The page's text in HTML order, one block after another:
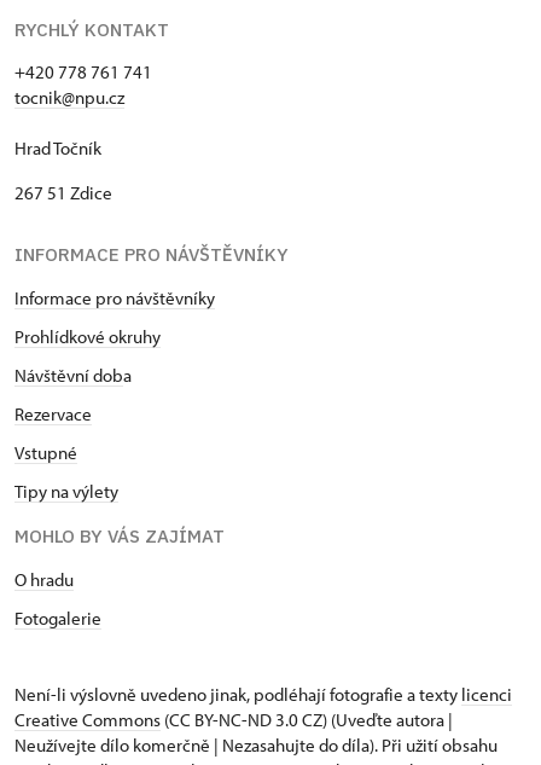
RYCHLÝ KONTAKT
+420 778 761 741
tocnik@npu.cz
Hrad Točník
267 51 Zdice
INFORMACE PRO NÁVŠTĚVNÍKY
Informace pro návštěvníky
Prohlídkové okruhy
Návštěvní doba
Rezervace
Vstupné
Tipy na výlety
MOHLO BY VÁS ZAJÍMAT
O hradu
Fotogalerie
Není-li výslovně uvedeno jinak, podléhají fotografie a texty licenci
Creative Commons (CC BY-NC-ND 3.0 CZ) (Uveďte autora |
Neužívejte dílo komerčně | Nezasahujte do díla). Při užití obsahu